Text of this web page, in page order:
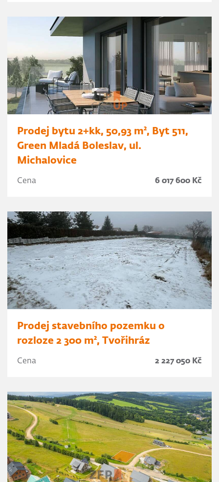
Prodej bytu 2+kk, 50,93 m², Byt 511,
Green Mladá Boleslav, ul.
Michalovice
Cena 6 017 600 Kč
Prodej stavebního pozemku o
rozloze 2 300 m², Tvořihráz
Cena 2 227 050 Kč